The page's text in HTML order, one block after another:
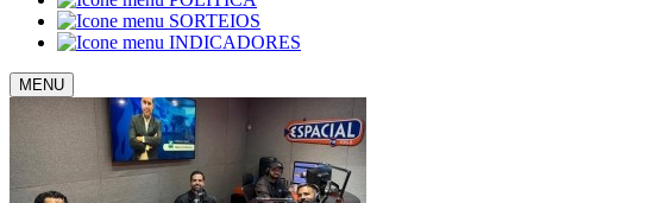
SORTEIOS
INDICADORES
MENU